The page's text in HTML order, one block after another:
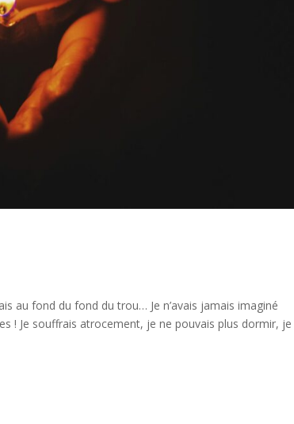
au fond du fond du trou… Je n’avais jamais imaginé
! Je souffrais atrocement, je ne pouvais plus dormir,